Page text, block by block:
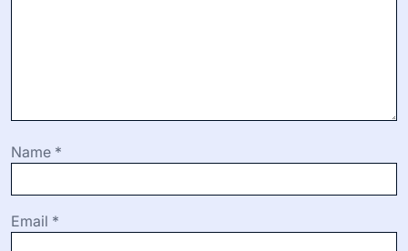
Name *
Email *